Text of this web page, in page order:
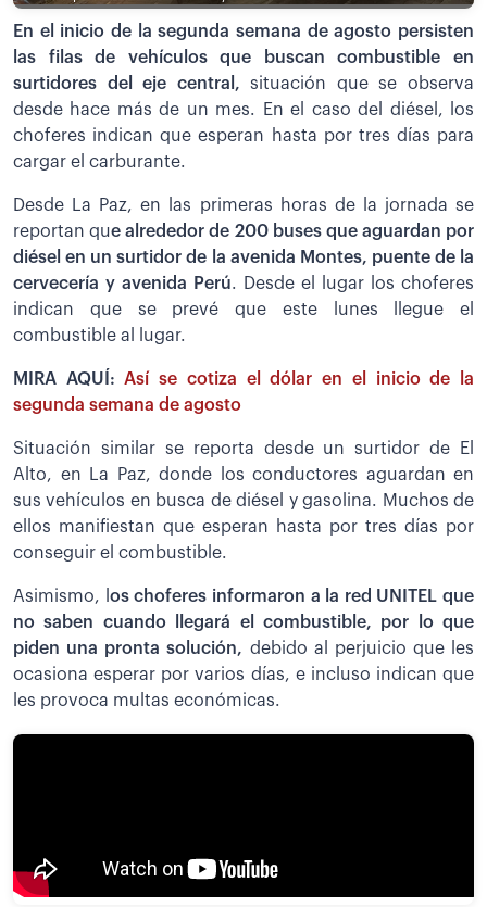
En el inicio de la segunda semana de agosto persisten
las filas de vehículos que buscan combustible en
surtidores del eje central,situación que se observa
desde hace más de un mes. En el caso del diésel, los
choferes indican que esperan hasta por tres días para
cargar el carburante.
Desde La Paz, en las primeras horas de la jornada se
reportan que alrededor de 200 buses que aguardan por
diésel en un surtidor de la avenida Montes, puente de la
cervecería y avenida Perú. Desde el lugar los choferes
indican que se prevé que este lunes llegue el
combustible al lugar.
MIRA AQUÍ:Así se cotiza el dólar en el inicio de la
segunda semana de agosto
Situación similar se reporta desde un surtidor de El
Alto, en La Paz, donde los conductores aguardan en
sus vehículos en busca de diésel y gasolina. Muchos de
ellos manifiestan que esperan hasta por tres días por
conseguir el combustible.
Asimismo, l os choferes informaron a la red UNITEL que
no saben cuando llegará el combustible, por lo que
piden una pronta solución, debido al perjuicio que les
ocasiona esperar por varios días, e incluso indican que
les provoca multas económicas.